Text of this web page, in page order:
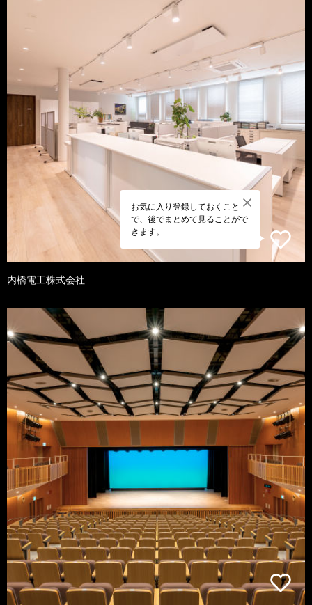
お気に入り登録しておくこと
で、後でまとめて見ることがで
きます。
内橋電工株式会社